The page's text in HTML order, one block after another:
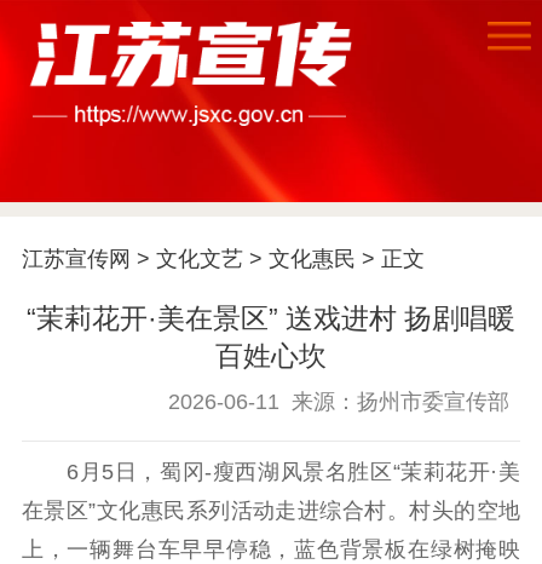
首页
江苏要闻
公示公告
信息公开年度报
告
政策法规
江苏宣传网 > 文化文艺> 文化惠民 > 正文
“茉莉花开·美在景区” 送戏进村 扬剧唱暖
百姓心坎
2026-06-11 来源：扬州市委宣传部
6月5日，蜀冈-瘦西湖风景名胜区“茉莉花开·美
在景区”文化惠民系列活动走进综合村。村头的空地
上，一辆舞台车早早停稳，蓝色背景板在绿树掩映